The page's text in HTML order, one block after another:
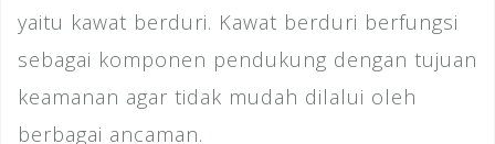
yaitu kawat berduri. Kawat berduri berfungsi
sebagai komponen pendukung dengan tujuan
keamanan agar tidak mudah dilalui oleh
berbagai ancaman.